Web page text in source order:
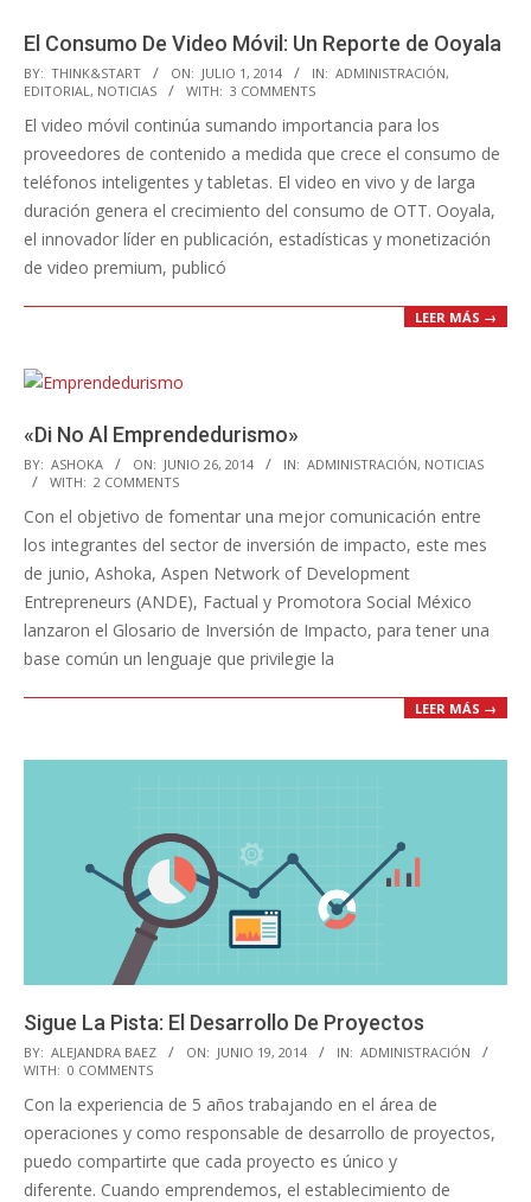
El Consumo De Video Móvil: Un Reporte de Ooyala
2014-
07-
01
BY: THINK&START ON: JULIO 1, 2014 IN: ADMINISTRACIÓN,
EDITORIAL, NOTICIAS WITH: 3 COMMENTS
El video móvil continúa sumando importancia para los
proveedores de contenido a medida que crece el consumo de
teléfonos inteligentes y tabletas. El video en vivo y de larga
duración genera el crecimiento del consumo de OTT. Ooyala,
el innovador líder en publicación, estadísticas y monetización
de video premium, publicó
LEER MÁS →
«Di No Al Emprendedurismo»
2014-
06-
26
BY: ASHOKA ON: JUNIO 26, 2014 IN: ADMINISTRACIÓN, NOTICIAS
WITH: 2 COMMENTS
Con el objetivo de fomentar una mejor comunicación entre
los integrantes del sector de inversión de impacto, este mes
de junio, Ashoka, Aspen Network of Development
Entrepreneurs (ANDE), Factual y Promotora Social México
lanzaron el Glosario de Inversión de Impacto, para tener una
base común un lenguaje que privilegie la
LEER MÁS →
Sigue La Pista: El Desarrollo De Proyectos
2014-
06-
19
BY: ALEJANDRA BAEZ ON: JUNIO 19, 2014 IN: ADMINISTRACIÓN
WITH: 0 COMMENTS
Con la experiencia de 5 años trabajando en el área de
operaciones y como responsable de desarrollo de proyectos,
puedo compartirte que cada proyecto es único y
diferente. Cuando emprendemos, el establecimiento de